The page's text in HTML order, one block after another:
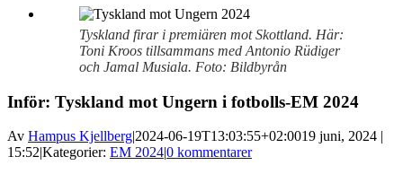
Tyskland firar i premiären mot Skottland. Här:
Toni Kroos tillsammans med Antonio Rüdiger
och Jamal Musiala. Foto: Bildbyrån
Inför: Tyskland mot Ungern i fotbolls-EM 2024
Av Hampus Kjellberg|2024-06-19T13:03:55+02:0019 juni, 2024 |
15:52|Kategorier: EM 2024|0 kommentarer